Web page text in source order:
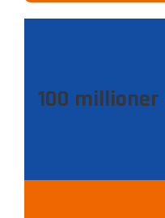
100 millioner